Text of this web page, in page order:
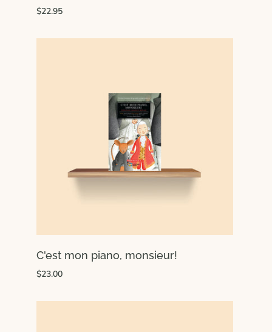
$22.95
C'est mon piano, monsieur!
$23.00